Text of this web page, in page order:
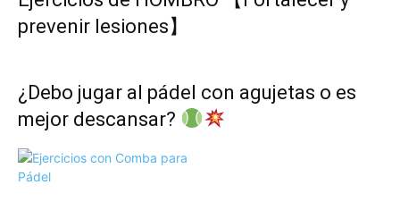
prevenir lesiones】
¿Debo jugar al pádel con agujetas o es
mejor descansar?